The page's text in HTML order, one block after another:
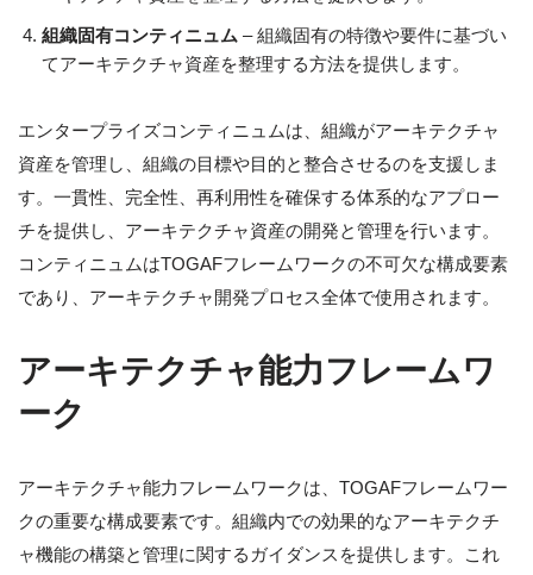
組織固有コンティニュム – 組織固有の特徴や要件に基づい
てアーキテクチャ資産を整理する方法を提供します。
エンタープライズコンティニュムは、組織がアーキテクチャ
資産を管理し、組織の目標や目的と整合させるのを支援しま
す。一貫性、完全性、再利用性を確保する体系的なアプロー
チを提供し、アーキテクチャ資産の開発と管理を行います。
コンティニュムはTOGAFフレームワークの不可欠な構成要素
であり、アーキテクチャ開発プロセス全体で使用されます。
アーキテクチャ能力フレームワ
ーク
アーキテクチャ能力フレームワークは、TOGAFフレームワー
クの重要な構成要素です。組織内での効果的なアーキテクチ
ャ機能の構築と管理に関するガイダンスを提供します。これ